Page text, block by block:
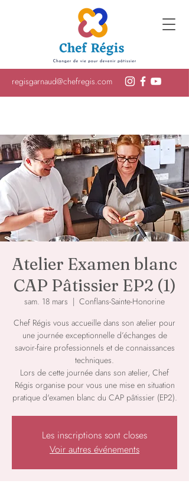
regisgarnaud@chefregis.com
Atelier Examen blanc
CAP Pâtissier EP2 (1)
sam. 18 mars
  |
Conflans-Sainte-Honorine
Chef Régis vous accueille dans son atelier pour
une journée exceptionnelle d’échanges de
savoir-faire professionnels et de connaissances
techniques.
Lors de cette journée dans son atelier, Chef
Régis organise pour vous une mise en situation
pratique d'examen blanc du CAP pâtissier (EP2).
Les inscriptions sont closes
Voir autres événements